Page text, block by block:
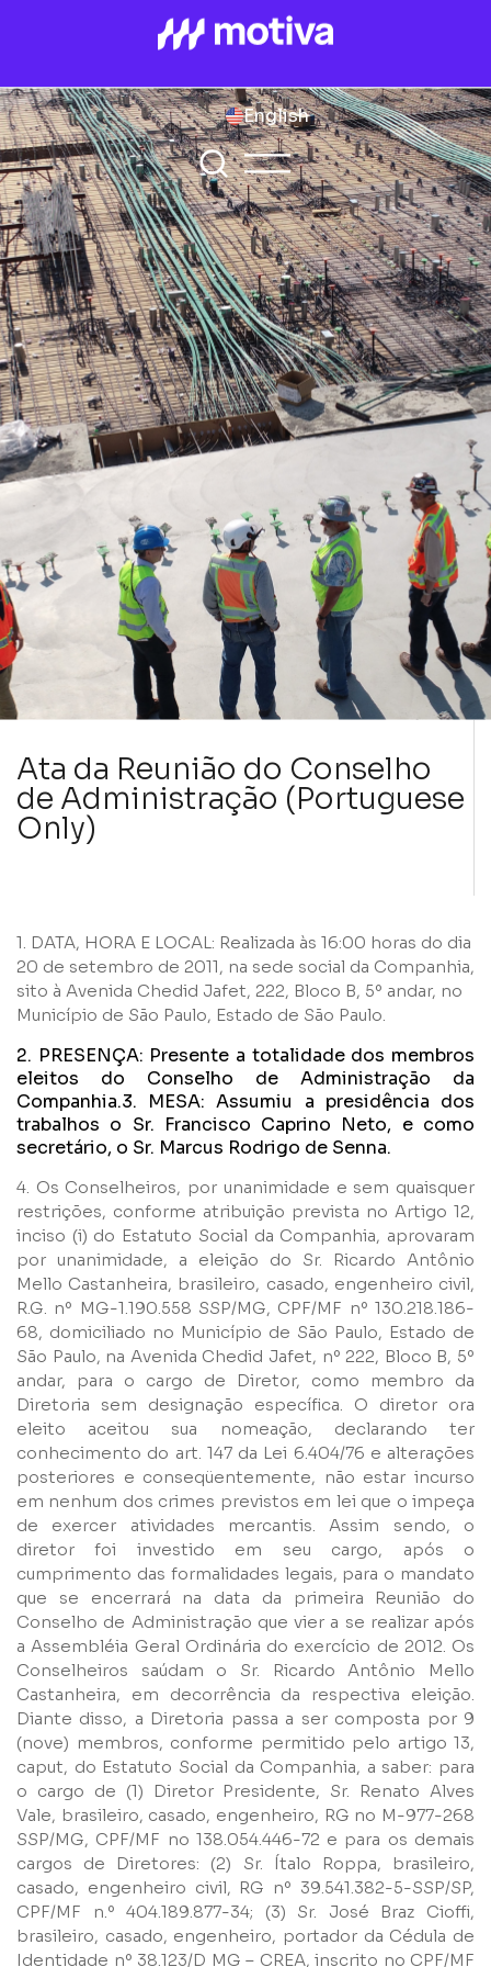
English
Ata da Reunião do Conselho
de Administração (Portuguese
Only)
1. DATA, HORA E LOCAL: Realizada às 16:00 horas do dia
20 de setembro de 2011, na sede social da Companhia,
sito à Avenida Chedid Jafet, 222, Bloco B, 5º andar, no
Município de São Paulo, Estado de São Paulo.
2. PRESENÇA: Presente a totalidade dos membros
eleitos do Conselho de Administração da
Companhia.3. MESA: Assumiu a presidência dos
trabalhos o Sr. Francisco Caprino Neto, e como
secretário, o Sr. Marcus Rodrigo de Senna.
4. Os Conselheiros, por unanimidade e sem quaisquer
restrições, conforme atribuição prevista no Artigo 12,
inciso (i) do Estatuto Social da Companhia, aprovaram
por unanimidade, a eleição do Sr. Ricardo Antônio
Mello Castanheira, brasileiro, casado, engenheiro civil,
R.G. nº MG-1.190.558 SSP/MG, CPF/MF nº 130.218.186-
68, domiciliado no Município de São Paulo, Estado de
São Paulo, na Avenida Chedid Jafet, nº 222, Bloco B, 5º
andar, para o cargo de Diretor, como membro da
Diretoria sem designação específica. O diretor ora
eleito aceitou sua nomeação, declarando ter
conhecimento do art. 147 da Lei 6.404/76 e alterações
posteriores e conseqüentemente, não estar incurso
em nenhum dos crimes previstos em lei que o impeça
de exercer atividades mercantis. Assim sendo, o
diretor foi investido em seu cargo, após o
cumprimento das formalidades legais, para o mandato
que se encerrará na data da primeira Reunião do
Conselho de Administração que vier a se realizar após
a Assembléia Geral Ordinária do exercício de 2012. Os
Conselheiros saúdam o Sr. Ricardo Antônio Mello
Castanheira, em decorrência da respectiva eleição.
Diante disso, a Diretoria passa a ser composta por 9
(nove) membros, conforme permitido pelo artigo 13,
caput, do Estatuto Social da Companhia, a saber: para
o cargo de (1) Diretor Presidente, Sr. Renato Alves
Vale, brasileiro, casado, engenheiro, RG no M-977-268
SSP/MG, CPF/MF no 138.054.446-72 e para os demais
cargos de Diretores: (2) Sr. Ítalo Roppa, brasileiro,
casado, engenheiro civil, RG nº 39.541.382-5-SSP/SP,
CPF/MF n.º 404.189.877-34; (3) Sr. José Braz Cioffi,
brasileiro, casado, engenheiro, portador da Cédula de
Identidade nº 38.123/D MG – CREA, inscrito no CPF/MF
Nome